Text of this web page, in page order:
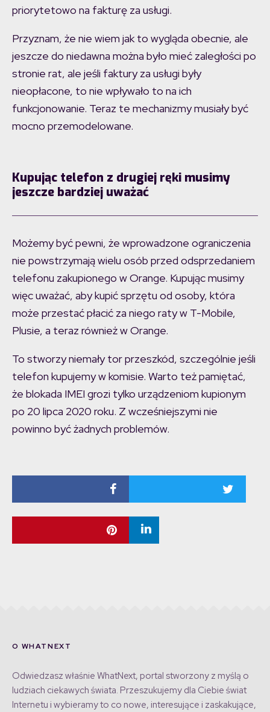
priorytetowo na fakturę za usługi.
Przyznam, że nie wiem jak to wygląda obecnie, ale
jeszcze do niedawna można było mieć zaległości po
stronie rat, ale jeśli faktury za usługi były
nieopłacone, to nie wpływało to na ich
funkcjonowanie. Teraz te mechanizmy musiały być
mocno przemodelowane.
Kupując telefon z drugiej ręki musimy
jeszcze bardziej uważać
Możemy być pewni, że wprowadzone ograniczenia
nie powstrzymają wielu osób przed odsprzedaniem
telefonu zakupionego w Orange. Kupując musimy
więc uważać, aby kupić sprzętu od osoby, która
może przestać płacić za niego raty w T-Mobile,
Plusie, a teraz również w Orange.
To stworzy niemały tor przeszkód, szczególnie jeśli
telefon kupujemy w komisie. Warto też pamiętać,
że blokada IMEI grozi tylko urządzeniom kupionym
po 20 lipca 2020 roku. Z wcześniejszymi nie
powinno być żadnych problemów.
O WHATNEXT
Odwiedzasz właśnie WhatNext, portal stworzony z myślą o
ludziach ciekawych świata. Przeszukujemy dla Ciebie świat
Internetu i wybieramy to co nowe, interesujące i zaskakujące,